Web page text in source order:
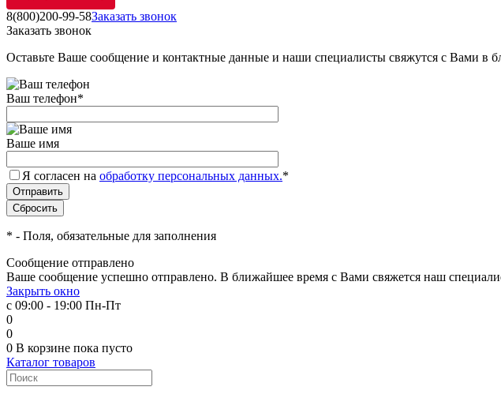
8(800)200-99-58Заказать звонок
Заказать звонок
Оставьте Ваше сообщение и контактные данные и наши специалисты свяжутся с Вами в
Ваш телефон*
Ваше имя
Я согласен на обработку персональных данных.*
* - Поля, обязательные для заполнения
Сообщение отправлено
Ваше сообщение успешно отправлено. В ближайшее время с Вами свяжется наш
Закрыть окно
с 09:00 - 19:00 Пн-Пт
0
0
0 В корзине пока пусто
Каталог товаров